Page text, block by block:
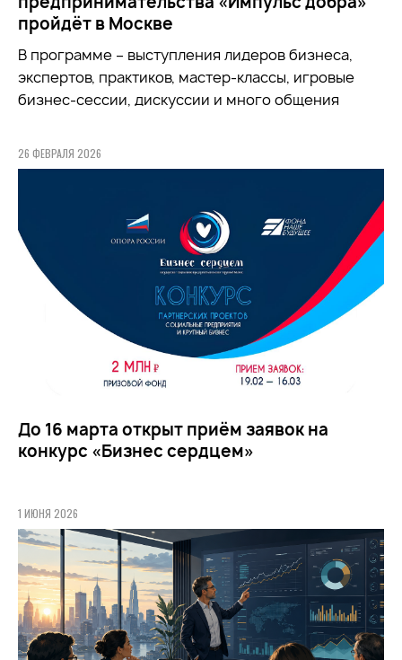
пройдёт в Москве
В программе – выступления лидеров бизнеса,
экспертов, практиков, мастер-классы, игровые
бизнес-сессии, дискуссии и много общения
26 ФЕВРАЛЯ 2026
До 16 марта открыт приём заявок на
конкурс «Бизнес сердцем»
1 ИЮНЯ 2026